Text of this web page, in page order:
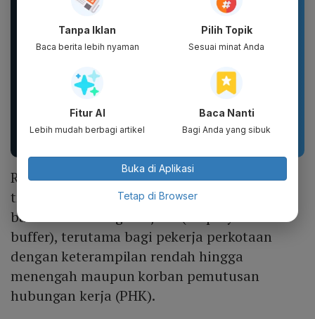
Botol Gelas Minum
Lucu Vacuum Flask
900ML Coffee...
sandal pria terbaru.
Riset tersebut juga menegaskan bahwa
transportasi online berperan sebagai
bantalan ketenagakerjaan (employment
buffer), terutama bagi pekerja perkotaan
dengan keterampilan rendah hingga
menengah maupun korban pemutusan
hubungan kerja (PHK).
Tanpa Iklan
Baca berita lebih nyaman
Pilih Topik
Sesuai minat Anda
Fitur AI
Lebih mudah berbagi artikel
Baca Nanti
Bagi Anda yang sibuk
Buka di Aplikasi
Tetap di Browser